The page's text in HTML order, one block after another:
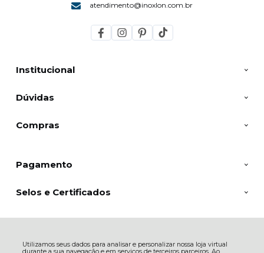
Utilizamos seus dados para analisar e personalizar nossa loja virtual
Institucional
Dúvidas
Compras
atendimento@inoxlon.com.br
Pagamento
Selos e Certificados
Inoxlon, Av. Aminthas de Barros - 544 - Showroom - Jd Ipanema - 86015-
220 - Londrina - PR